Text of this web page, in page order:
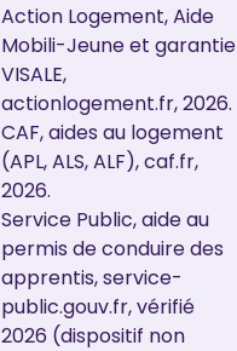
Action Logement, Aide
Mobili-Jeune et garantie
VISALE,
actionlogement.fr, 2026.
CAF, aides au logement
(APL, ALS, ALF), caf.fr,
2026.
Service Public, aide au
permis de conduire des
apprentis, service-
public.gouv.fr, vérifié
2026 (dispositif non